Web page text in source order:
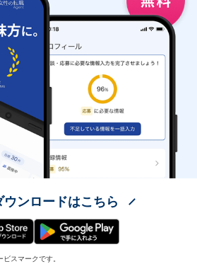
ウンロードはこちら
スマークです。